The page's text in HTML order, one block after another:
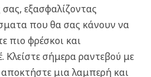
εξασφαλίζοντας
που θα σας κάνουν να
πιο φρέσκοι και
Κλείστε σήμερα ραντεβού με
αποκτήστε μια λαμπερή και